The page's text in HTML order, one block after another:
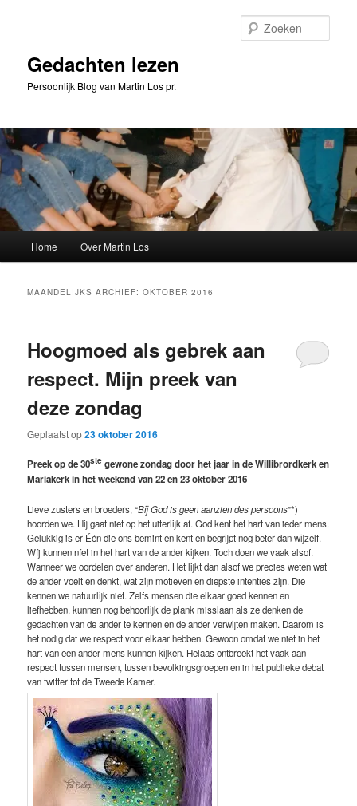
Gedachten lezen
Persoonlijk Blog van Martin Los pr.
Home Over Martin Los
MAANDELIJKS ARCHIEF:OKTOBER 2016
Hoogmoed als gebrek aan
respect. Mijn preek van
deze zondag
Geplaatst op23 oktober 2016
Preek op de 30ste gewone zondag door het jaar in de Willibrordkerk en
Mariakerk in het weekend van 22 en 23 oktober 2016
Lieve zusters en broeders, “Bij God is geen aanzien des persoons”*)
hoorden we. Hij gaat niet op het uiterlijk af. God kent het hart van ieder mens.
Gelukkig is er Één die ons bemint en kent en begrijpt nog beter dan wijzelf.
Wíj kunnen níet in het hart van de ander kijken. Toch doen we vaak alsof.
Wanneer we oordelen over anderen. Het lijkt dan alsof we precies weten wat
de ander voelt en denkt, wat zijn motieven en diepste intenties zijn. Die
kennen we natuurlijk niet. Zelfs mensen die elkaar goed kennen en
liefhebben, kunnen nog behoorlijk de plank misslaan als ze denken de
gedachten van de ander te kennen en de ander verwijten maken. Daarom is
het nodig dat we respect voor elkaar hebben. Gewoon omdat we niet in het
hart van een ander mens kunnen kijken. Helaas ontbreekt het vaak aan
respect tussen mensen, tussen bevolkingsgroepen en in het publieke debat
van twitter tot de Tweede Kamer.